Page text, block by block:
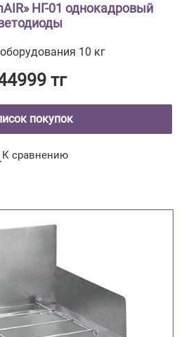
НГ-01 однокадровый
10 кг
тг
покупок
К сравнению